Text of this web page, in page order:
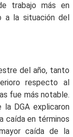
trabajo más en
a la situación del
del año, tanto
respecto al
fue más notable.
DGA explicaron
caída en términos
caída de la